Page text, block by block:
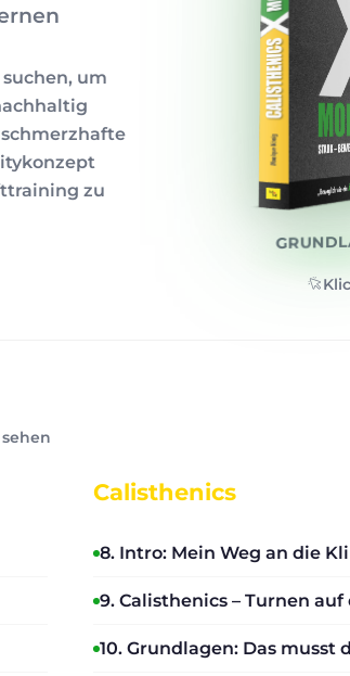
um
zu
Calisthenics
8. Intro: Mein Weg an die
9. Calisthenics – Turnen auf
10. Grundlagen: Das musst